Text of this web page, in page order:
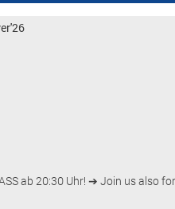
ab 20:30 Uhr! ➔ Join us also